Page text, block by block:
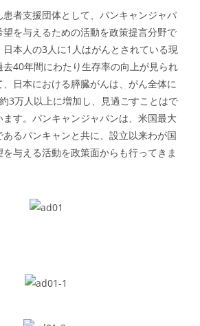
患者支援団体として、パンキャンジャパ
望を与えるための活動を政策提言分野で
本人の3人に1人はがんとされている現
40年間にわたり生存率の向上が見られ
日本における膵臓がんは、がん全体に
3万人以上に増加し、見過ごすことはで
す。パンキャンジャパンは、米国最大
るパンキャンと共に、設立以来わが国
与える活動を政策面からも行ってきま